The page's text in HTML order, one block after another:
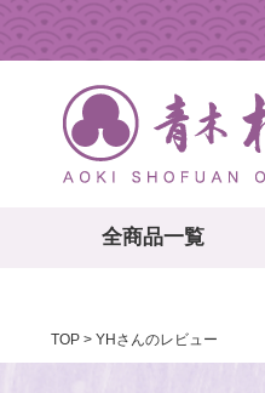
全商品一覧
TOP YHさんのレビュー